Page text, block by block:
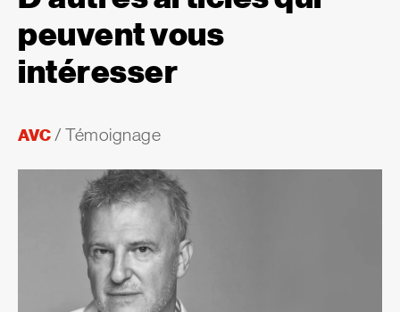
peuvent vous
intéresser
AVC / Témoignage